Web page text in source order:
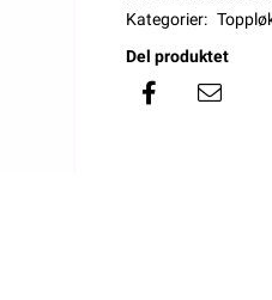
Kategorier:
Del produktet